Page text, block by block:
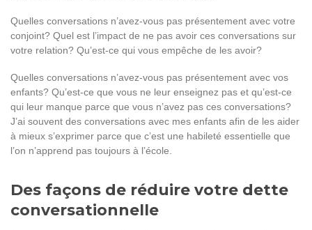
Quelles conversations n’avez-vous pas présentement avec votre
conjoint? Quel est l’impact de ne pas avoir ces conversations sur
votre relation? Qu’est-ce qui vous empêche de les avoir?
Quelles conversations n’avez-vous pas présentement avec vos
enfants? Qu’est-ce que vous ne leur enseignez pas et qu’est-ce
qui leur manque parce que vous n’avez pas ces conversations?
J’ai souvent des conversations avec mes enfants afin de les aider
à mieux s’exprimer parce que c’est une habileté essentielle que
l’on n’apprend pas toujours à l’école.
Des façons de réduire votre dette
conversationnelle